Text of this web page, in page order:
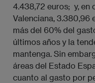
4.438,72 euros; y, en
Valenciana, 3.380,96
más del 60% del
últimos años y la
mantenga. Sin
áreas del Estado
cuanto al gasto por